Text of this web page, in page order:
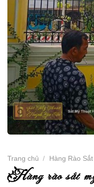
Trang chủ / Hàng Rào
hàng rào sắt